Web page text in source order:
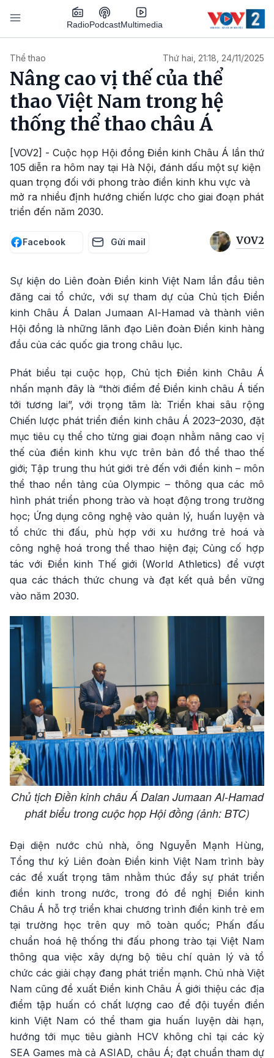
Nhảy đến nội dung
RadioPodcastMultimedia
Thể thao Thứ hai, 21:18, 24/11/2025
Nâng cao vị thế của thể
thao Việt Nam trong hệ
thống thể thao châu Á
[VOV2] - Cuộc họp Hội đồng Điền kinh Châu Á lần thứ
105 diễn ra hôm nay tại Hà Nội, đánh dấu một sự kiện
quan trọng đối với phong trào điền kinh khu vực và
mở ra nhiều định hướng chiến lược cho giai đoạn phát
triển đến năm 2030.
Facebook Gửi mail VOV2
Sự kiện do Liên đoàn Điền kinh Việt Nam lần đầu tiên
đăng cai tổ chức, với sự tham dự của Chủ tịch Điền
kinh Châu Á Dalan Jumaan Al-Hamad và thành viên
Hội đồng là những lãnh đạo Liên đoàn Điền kinh hàng
đầu của các quốc gia trong châu lục.
Phát biểu tại cuộc họp, Chủ tịch Điền kinh Châu Á
nhấn mạnh đây là “thời điểm để Điền kinh châu Á tiến
tới tương lai”, với trọng tâm là: Triển khai sâu rộng
Chiến lược phát triển điền kinh châu Á 2023–2030, đặt
mục tiêu cụ thể cho từng giai đoạn nhằm nâng cao vị
thế của điền kinh khu vực trên bản đồ thể thao thế
giới; Tập trung thu hút giới trẻ đến với điền kinh – môn
thể thao nền tảng của Olympic – thông qua các mô
hình phát triển phong trào và hoạt động trong trường
học; Ứng dụng công nghệ vào quản lý, huấn luyện và
tổ chức thi đấu, phù hợp với xu hướng trẻ hoá và
công nghệ hoá trong thể thao hiện đại; Củng cố hợp
tác với Điền kinh Thế giới (World Athletics) để vượt
qua các thách thức chung và đạt kết quả bền vững
vào năm 2030.
Chủ tịch Điền kinh châu Á Dalan Jumaan Al-Hamad
phát biểu trong cuộc họp Hội đồng (ảnh: BTC)
Đại diện nước chủ nhà, ông Nguyễn Mạnh Hùng,
Tổng thư ký Liên đoàn Điền kinh Việt Nam trình bày
các đề xuất trọng tâm nhằm thúc đẩy sự phát triển
điền kinh trong nước, trong đó đề nghị Điền kinh
Châu Á hỗ trợ triển khai chương trình điền kinh trẻ em
tại trường học trên quy mô toàn quốc; Phấn đấu
chuẩn hoá hệ thống thi đấu phong trào tại Việt Nam
thông qua việc xây dựng bộ tiêu chí quản lý và tổ
chức các giải chạy đang phát triển mạnh. Chủ nhà Việt
Nam cũng đề xuất Điền kinh Châu Á giới thiệu các địa
điểm tập huấn có chất lượng cao để đội tuyển điền
kinh Việt Nam có thể tham gia huấn luyện dài hạn,
hướng tới mục tiêu giành HCV không chỉ tại các kỳ
SEA Games mà cả ASIAD, châu Á; đạt chuẩn tham dự